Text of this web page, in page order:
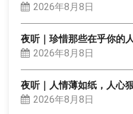
2026年8月8日
夜听｜珍惜那些在乎你的
2026年8月8日
夜听｜人情薄如纸，人心
2026年8月8日